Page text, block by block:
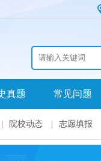
真题 常见问题
院校动态 志愿填报